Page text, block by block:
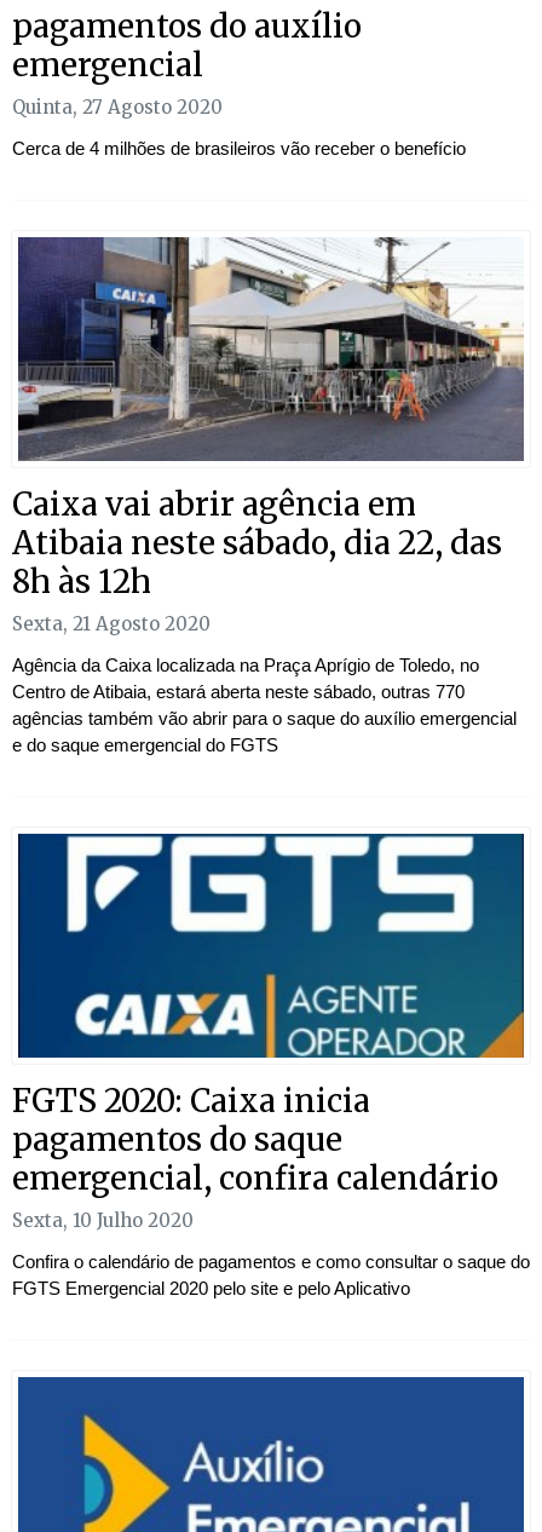
pagamentos do auxílio
emergencial
Quinta, 27 Agosto 2020
Cerca de 4 milhões de brasileiros vão receber o benefício
Caixa vai abrir agência em
Atibaia neste sábado, dia 22, das
8h às 12h
Sexta, 21 Agosto 2020
Agência da Caixa localizada na Praça Aprígio de Toledo, no
Centro de Atibaia, estará aberta neste sábado, outras 770
agências também vão abrir para o saque do auxílio emergencial
e do saque emergencial do FGTS
FGTS 2020: Caixa inicia
pagamentos do saque
emergencial, confira calendário
Sexta, 10 Julho 2020
Confira o calendário de pagamentos e como consultar o saque do
FGTS Emergencial 2020 pelo site e pelo Aplicativo